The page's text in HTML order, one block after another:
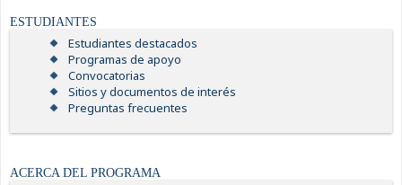
ESTUDIANTES
Estudiantes destacados
Programas de apoyo
Convocatorias
Sitios y documentos de interés
Preguntas frecuentes
ACERCA DEL PROGRAMA